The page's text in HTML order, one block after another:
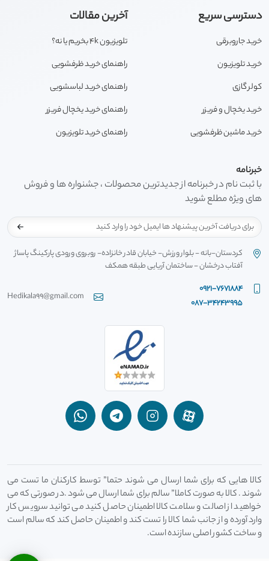
دسترسی سریع
خرید جاروبرقی
خرید تلویزیون
کولر گازی
خرید یخچال و فریزر
خرید ماشین ظرفشویی
آخرین مقالات
تلویزیون 4k بخریم یا نه؟
راهنمای خرید ظرفشویی
راهنمای خرید لباسشویی
راهنمای خرید یخچال فریزر
راهنمای خرید تلویزیون
خبرنامه
با ثبت نام در خبرنامه از جدیدترین محصولات ، جشنواره ها و فروش
های ویژه مطلع شوید
کردستان-بانه - بلوار ورزش- خیابان قادر خانزاده- روبروی ورودی پارکینگ پاساژ
آفتاب درخشان - ساختمان آریایی طبقه همکف
0921-7671884
087-34243995
Hedikala99@gmail.com
کالا هایی که برای شما ارسال می شوند حتما” توسط کارکنان ما تست می
شوند . کالا به صورت کاملا” سالم برای شما ارسال می شود .در صورتی که می
خواهید از اصالت و سلامت کالا اطمینان حاصل کنید می توانید سرویس کار
وارد آورده و از جانب شما کالا را تست کند و اطمینان حاصل کند که سالم است
و ساخت کشور اصلی سازنده است.